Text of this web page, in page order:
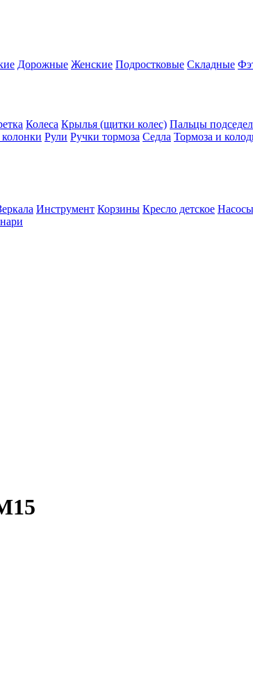
Дорожные Женские Подростковые Складные
Колеса Крылья (щитки колес) Пальцы
Рули Ручки тормоза Седла Тормоза и
Инструмент Корзины Кресло детское Насосы